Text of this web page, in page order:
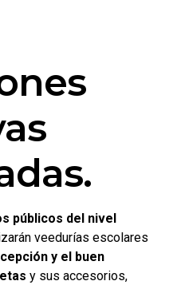
públicos del nivel
veedurías escolares
y el buen
y sus accesorios,